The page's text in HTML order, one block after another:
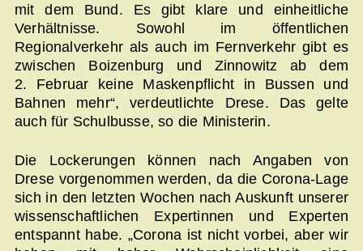
mit dem Bund. Es gibt klare und einheitliche
Verhältnisse. Sowohl im öffentlichen
Regionalverkehr als auch im Fernverkehr gibt es
zwischen Boizenburg und Zinnowitz ab dem
2. Februar keine Maskenpflicht in Bussen und
Bahnen mehr“, verdeutlichte Drese. Das gelte
auch für Schulbusse, so die Ministerin.
Die Lockerungen können nach Angaben von
Drese vorgenommen werden, da die Corona-Lage
sich in den letzten Wochen nach Auskunft unserer
wissenschaftlichen Expertinnen und Experten
entspannt habe. „Corona ist nicht vorbei, aber wir